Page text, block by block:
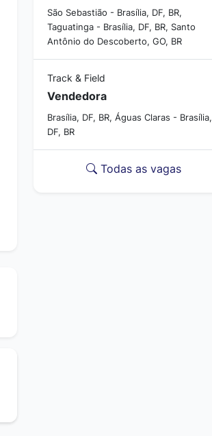
São Sebastião - Brasília, DF, BR,
Taguatinga - Brasília, DF, BR, Santo
Antônio do Descoberto, GO, BR
Track & Field
Vendedora
Brasília, DF, BR, Águas Claras - Brasília,
DF, BR
Todas as vagas